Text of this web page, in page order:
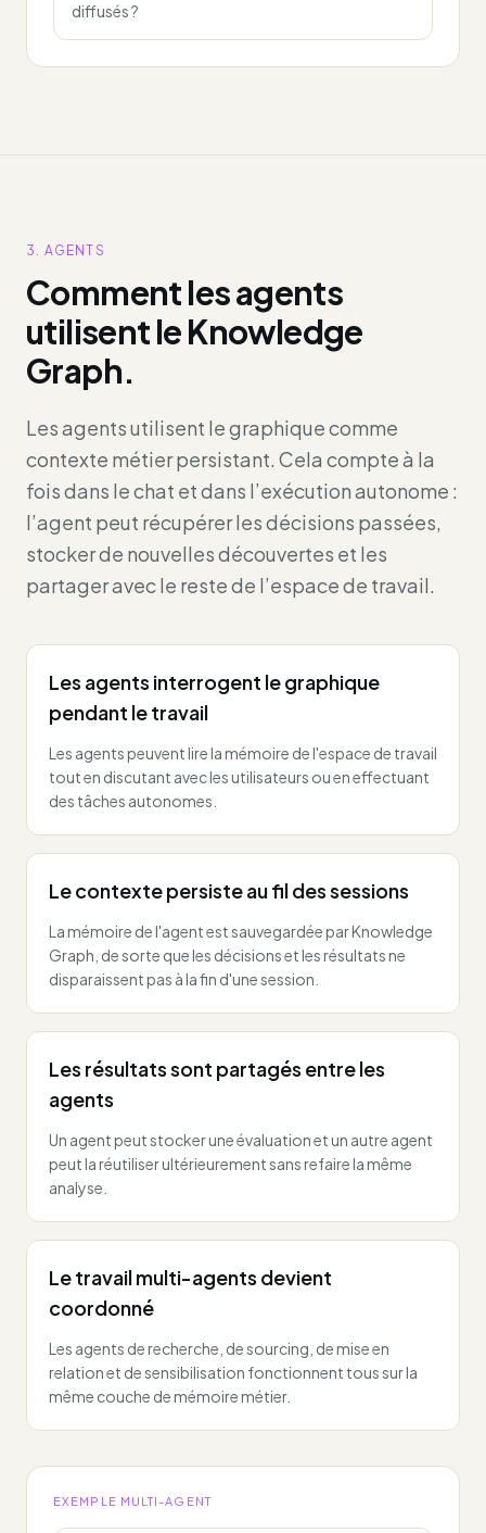
diffusés ?
3. AGENTS
Comment les agents
utilisent le Knowledge
Graph.
Les agents utilisent le graphique comme
contexte métier persistant. Cela compte à la
fois dans le chat et dans l’exécution autonome :
l’agent peut récupérer les décisions passées,
stocker de nouvelles découvertes et les
partager avec le reste de l’espace de travail.
Les agents interrogent le graphique
pendant le travail
Les agents peuvent lire la mémoire de l'espace de travail
tout en discutant avec les utilisateurs ou en effectuant
des tâches autonomes.
Le contexte persiste au fil des sessions
La mémoire de l'agent est sauvegardée par Knowledge
Graph, de sorte que les décisions et les résultats ne
disparaissent pas à la fin d'une session.
Les résultats sont partagés entre les
agents
Un agent peut stocker une évaluation et un autre agent
peut la réutiliser ultérieurement sans refaire la même
analyse.
Le travail multi-agents devient
coordonné
Les agents de recherche, de sourcing, de mise en
relation et de sensibilisation fonctionnent tous sur la
même couche de mémoire métier.
EXEMPLE MULTI-AGENT